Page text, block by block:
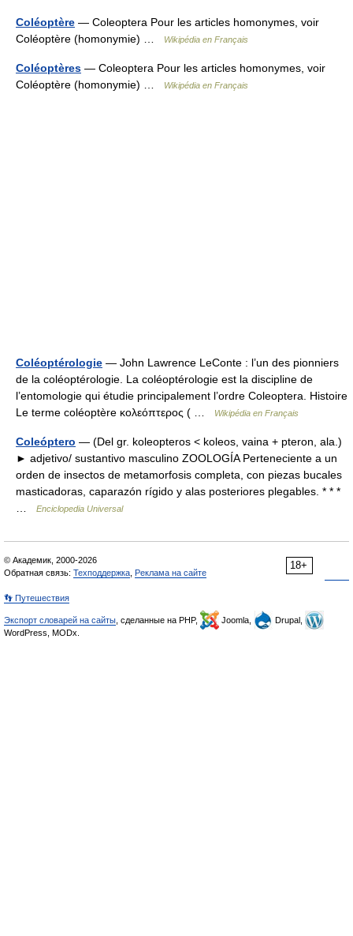
Coléoptère — Coleoptera Pour les articles homonymes, voir
Coléoptère (homonymie) …
Wikipédia en Français
Coléoptères — Coleoptera Pour les articles homonymes, voir
Coléoptère (homonymie) …
Wikipédia en Français
Coléoptérologie — John Lawrence LeConte : l’un des pionniers
de la coléoptérologie. La coléoptérologie est la discipline de
l’entomologie qui étudie principalement l’ordre Coleoptera. Histoire
Le terme coléoptère κολεόπτερος ( …
Wikipédia en Français
Coleóptero — (Del gr. koleopteros < koleos, vaina + pteron, ala.)
► adjetivo/ sustantivo masculino ZOOLOGÍA Perteneciente a un
orden de insectos de metamorfosis completa, con piezas bucales
masticadoras, caparazón rígido y alas posteriores plegables. * * *
Enciclopedia Universal
18+
© Академик, 2000-2026
Обратная связь: Техподдержка Реклама на сайте
👣 Путешествия
Экспорт словарей на сайты , сделанные на PHP, Joomla,
Drupal,
WordPress, MODx.